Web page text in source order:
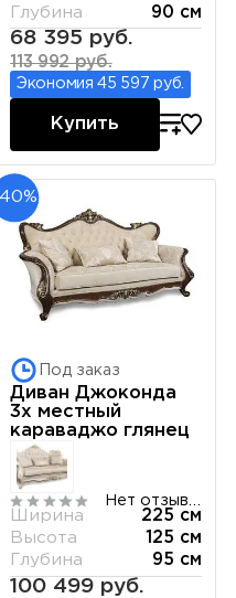
Глубина
90 см
68 395 руб.
113 992 руб.
Экономия 45 597 руб.
Купить
Под заказ
Диван Джоконда
3х местный
караваджо глянец
Ширина
225 см
Высота
125 см
Глубина
95 см
100 499 руб.